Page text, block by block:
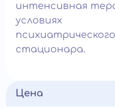
интенсивная
условиях
психиатрического
стационара.
Цена